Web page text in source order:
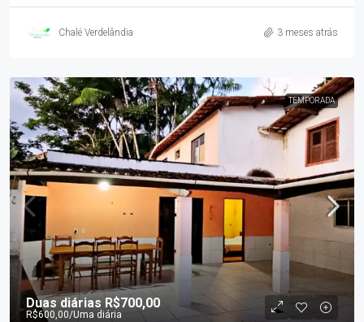
Chalé Verdelândia 3 meses atrás
TEMPORADA
Duas diárias R$700,00
R$600,00/Uma diária